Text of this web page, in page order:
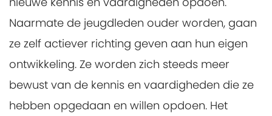
Naarmate de jeugdleden ouder worden, gaan
ze zelf actiever richting geven aan hun eigen
ontwikkeling. Ze worden zich steeds meer
bewust van de kennis en vaardigheden die ze
hebben opgedaan en willen opdoen. Het